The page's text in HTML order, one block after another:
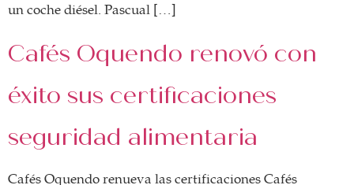
un coche diésel. Pascual […]
Cafés Oquendo renovó con
éxito sus certificaciones
seguridad alimentaria
Cafés Oquendo renueva las certificaciones Cafés